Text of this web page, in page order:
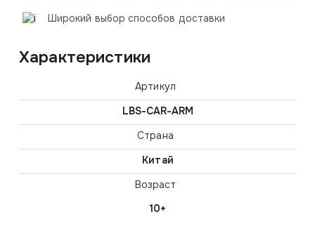
Широкий выбор способов доставки
Характеристики
Артикул
LBS-CAR-ARM
Страна
Китай
Возраст
10+